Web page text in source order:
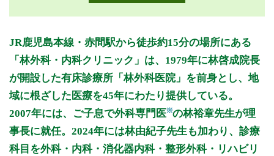
診療時間 月 月曜日
火 火曜日
水 水曜日
木 木曜日
金 金曜日
土土曜日日曜日
祝
9:00～12:30
● ● ● ● ●
●
14:00～17:30
● ● ● ●
休診日: 日、祝、年末年始 等
備考: ・臨時休診あり
・理事長は学会・福岡県保険医協会会長としての出務等により
不在のことがあるため、下肢静脈瘤や痔のご相談は事前にお電
話をお願いします。
JR鹿児島本線・赤間駅から徒歩約15分の場所にある
「林外科・内科クリニック」は、1979年に林啓成院長
が開設した有床診療所「林外科医院」を前身とし、地
域に根ざした医療を45年にわたり提供している。
2007年には、ご子息で外科専門医※の林裕章先生が理
事長に就任。2024年には林由紀子先生も加わり、診療
科目を外科・内科・消化器内科・整形外科・リハビリ